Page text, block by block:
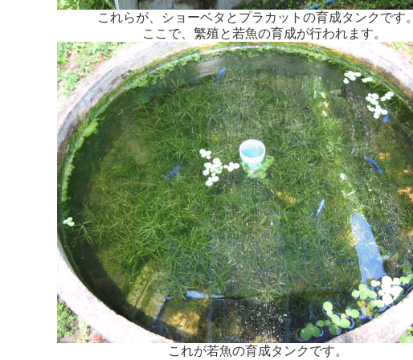
これらが、ショーベタとプラカットの育成タンクです。
ここで、繁殖と若魚の育成が行われます。
これが若魚の育成タンクです。